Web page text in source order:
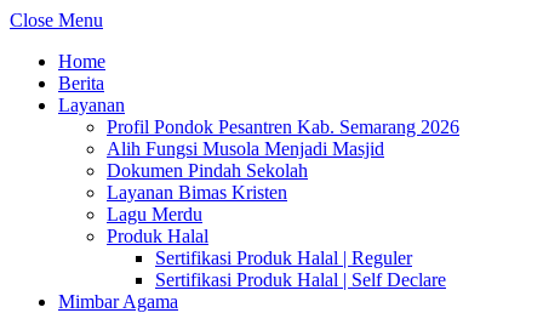
Close Menu
Home
Berita
Layanan
Profil Pondok Pesantren Kab. Semarang 2026
Alih Fungsi Musola Menjadi Masjid
Dokumen Pindah Sekolah
Layanan Bimas Kristen
Lagu Merdu
Produk Halal
Sertifikasi Produk Halal | Reguler
Sertifikasi Produk Halal | Self Declare
Mimbar Agama